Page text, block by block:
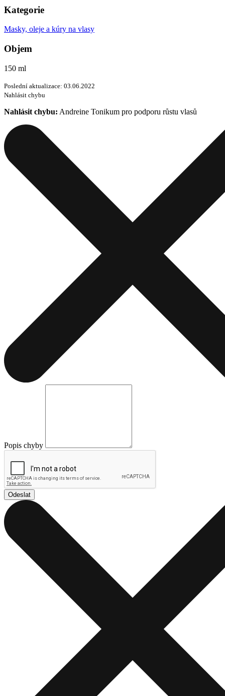
Kategorie
Masky, oleje a kúry na vlasy
Objem
150 ml
Poslední aktualizace: 03.06.2022
Nahlásit chybu
Nahlásit chybu: Andreine Tonikum pro podporu růstu vlasů
Popis chyby
Odeslat